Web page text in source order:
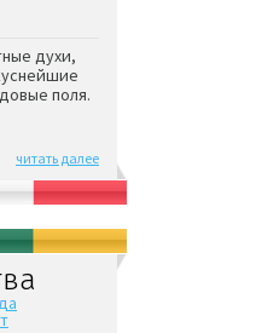
духи,
поля.
читать далее